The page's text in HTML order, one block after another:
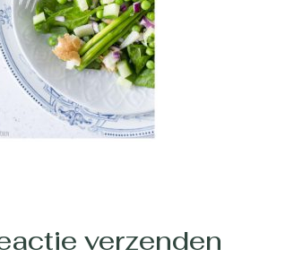
verzenden